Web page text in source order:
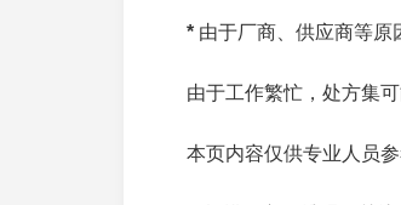
* 由于厂商、供应商等原
由于工作繁忙，处方集
本页内容仅供专业人员